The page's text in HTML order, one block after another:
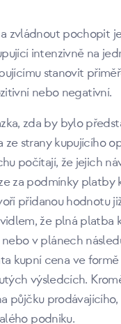
zvládnout pochopit
intenzivně na
stanovit
nebo negativní.
zda by bylo
strany kupujícího
počítají, že jejich
za podmínky platby
přidanou hodnotu
že plná platba
v plánech
kupní cena ve
výsledcích.
půjčku
podniku.